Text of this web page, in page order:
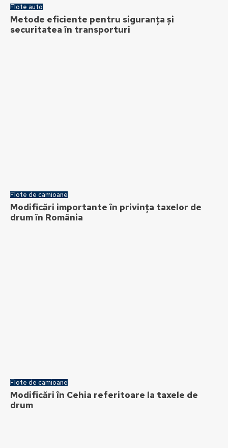
Flote auto
Metode eficiente pentru siguranța și
securitatea în transporturi
Flote de camioane
Modificări importante în privința taxelor de
drum în România
Flote de camioane
Modificări în Cehia referitoare la taxele de
drum